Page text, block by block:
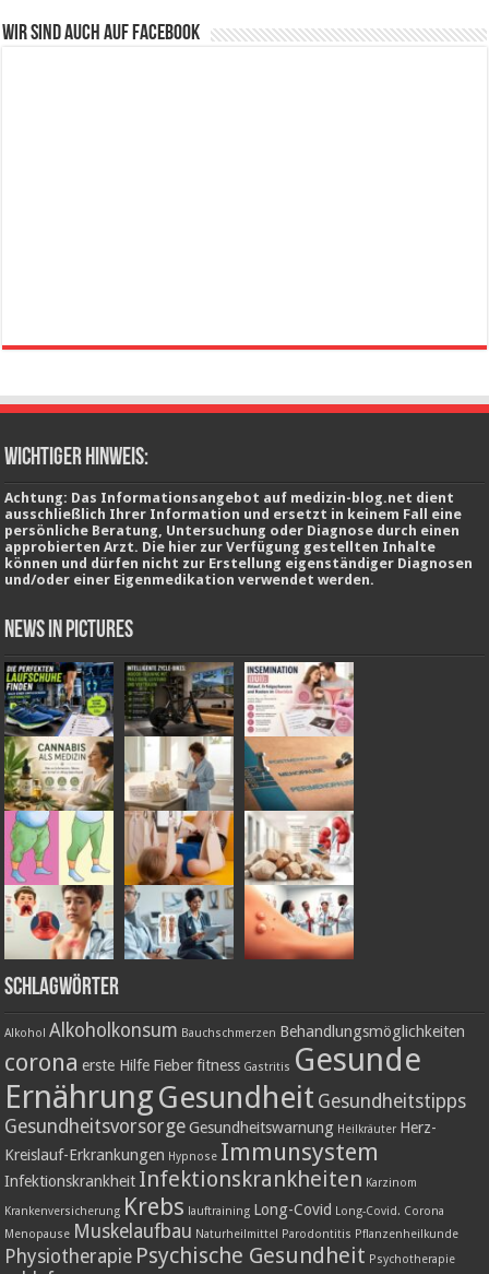
Wir sind auch auf Facebook
wichtiger Hinweis:
Achtung: Das Informationsangebot auf medizin-blog.net dient
ausschließlich Ihrer Information und ersetzt in keinem Fall eine
persönliche Beratung, Untersuchung oder Diagnose durch einen
approbierten Arzt. Die hier zur Verfügung gestellten Inhalte
können und dürfen nicht zur Erstellung eigenständiger Diagnosen
und/oder einer Eigenmedikation verwendet werden.
News in Pictures
Schlagwörter
Alkohol Alkoholkonsum Bauchschmerzen Behandlungsmöglichkeiten
corona erste Hilfe Fieber fitness Gastritis Gesunde
ErnährungGesundheit Gesundheitstipps
Gesundheitsvorsorge Gesundheitswarnung Heilkräuter Herz-
Kreislauf-Erkrankungen Hypnose Immunsystem
Infektionskrankheit Infektionskrankheiten Karzinom
Krankenversicherung Krebs lauftraining Long-Covid Long-Covid. Corona
Menopause Muskelaufbau Naturheilmittel Parodontitis Pflanzenheilkunde
Physiotherapie Psychische Gesundheit Psychotherapie